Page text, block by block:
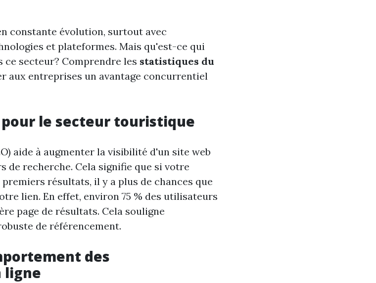
constante évolution, surtout avec
et plateformes. Mais qu'est-ce qui
ce secteur? Comprendre les statistiques du
aux entreprises un avantage concurrentiel
pour le secteur touristique
aide à augmenter la visibilité d'un site web
de recherche. Cela signifie que si votre
résultats, il y a plus de chances que
lien. En effet, environ 75 % des utilisateurs
page de résultats. Cela souligne
de référencement.
des
ligne